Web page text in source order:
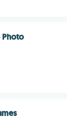
Photo